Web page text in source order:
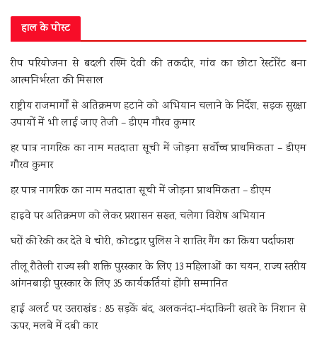
हाल के पोस्ट
रीप परियोजना से बदली रश्मि देवी की तकदीर, गांव का छोटा रेस्टोरेंट बना
आत्मनिर्भरता की मिसाल
राष्ट्रीय राजमार्गों से अतिक्रमण हटाने को अभियान चलाने के निर्देश, सड़क सुरक्षा
उपायों में भी लाई जाए तेजी – डीएम गौरव कुमार
हर पात्र नागरिक का नाम मतदाता सूची में जोड़ना सर्वोच्च प्राथमिकता – डीएम
गौरव कुमार
हर पात्र नागरिक का नाम मतदाता सूची में जोड़ना प्राथमिकता – डीएम
हाइवे पर अतिक्रमण को लेकर प्रशासन सख्त, चलेगा विशेष अभियान
घरों की रेकी कर देते थे चोरी, कोटद्वार पुलिस ने शातिर गैंग का किया पर्दाफाश
तीलू रौतेली राज्य स्त्री शक्ति पुरस्कार के लिए 13 महिलाओं का चयन, राज्य स्तरीय
आंगनबाड़ी पुरस्कार के लिए 35 कार्यकर्तियां होंगी सम्मानित
हाई अलर्ट पर उत्तराखंड : 85 सड़कें बंद, अलकनंदा-मंदाकिनी खतरे के निशान से
ऊपर, मलबे में दबी कार